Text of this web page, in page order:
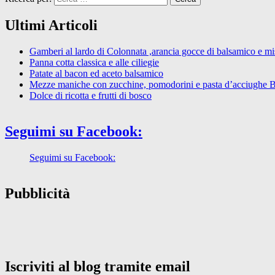
Ultimi Articoli
Gamberi al lardo di Colonnata ,arancia gocce di balsamico e
Panna cotta classica e alle ciliegie
Patate al bacon ed aceto balsamico
Mezze maniche con zucchine, pomodorini e pasta d’acciughe
Dolce di ricotta e frutti di bosco
Seguimi su Facebook:
Seguimi su Facebook:
Pubblicità
Iscriviti al blog tramite email